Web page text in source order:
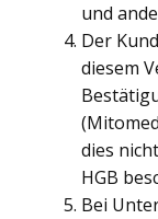
und
Der
diesem
dies
HGB
Bei